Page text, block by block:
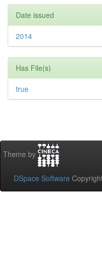
Date issued
2014
Has File(s)
true
Theme by
DSpace Software